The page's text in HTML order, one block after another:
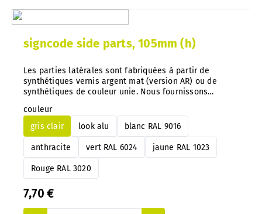
signcode side parts, 105mm (h)
Les parties latérales sont fabriquées à partir de
synthétiques vernis argent mat (version AR) ou de
synthétiques de couleur unie. Nous fournissons
important : Avec notre système, vous pouvez à tout
moment échanger les indications de couleur
directement sur les panneaux montés.
couleur
gris clair
look alu blanc RAL 9016
anthracite vert RAL 6024 jaune RAL 1023
Rouge RAL 3020
7,70 €